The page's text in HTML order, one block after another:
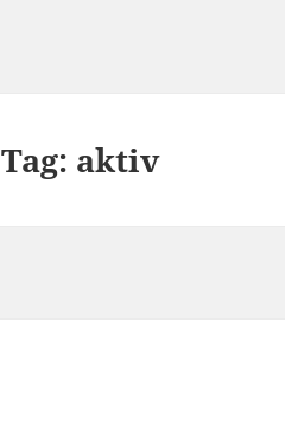
Tag: aktiv